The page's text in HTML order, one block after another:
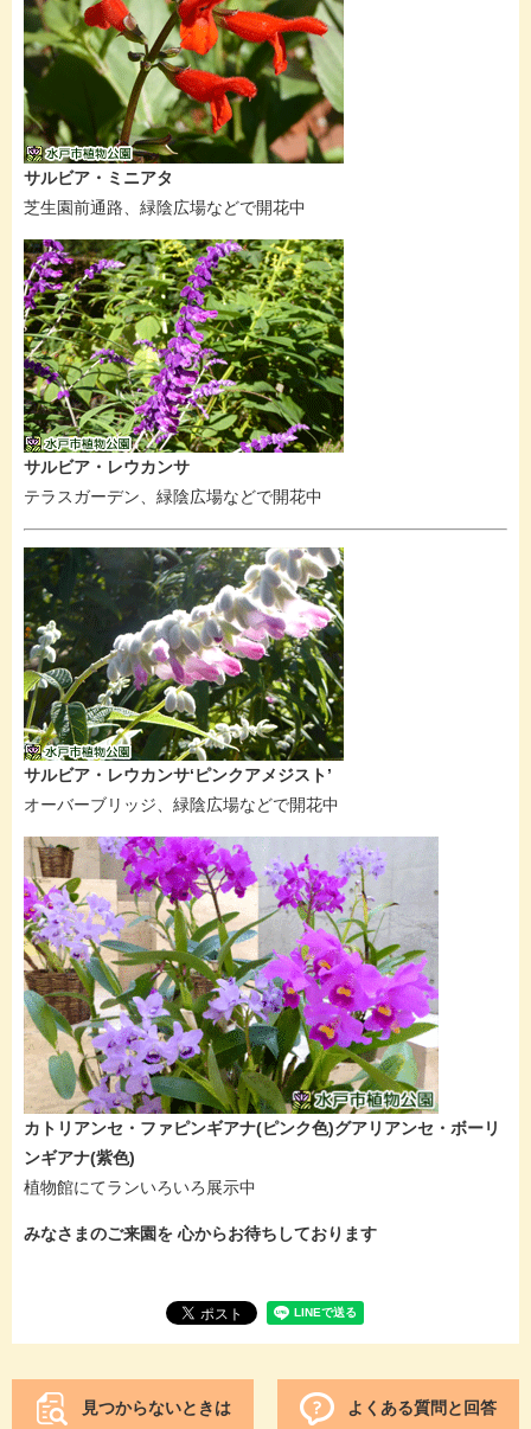
サルビア・ミニアタ
芝生園前通路、緑陰広場などで開花中
サルビア・レウカンサ
テラスガーデン、緑陰広場などで開花中
サルビア・レウカンサ‘ピンクアメジスト’
オーバーブリッジ、緑陰広場などで開花中
カトリアンセ・ファピンギアナ(ピンク色)グアリアンセ・ボーリ
ンギアナ(紫色)
植物館にてランいろいろ展示中
みなさまのご来園を 心からお待ちしております
見つからないときは よくある質問と回答